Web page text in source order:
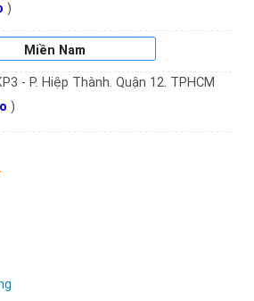
)
Miền Nam
- P. Hiệp Thành. Quận 12. TPHCM
)